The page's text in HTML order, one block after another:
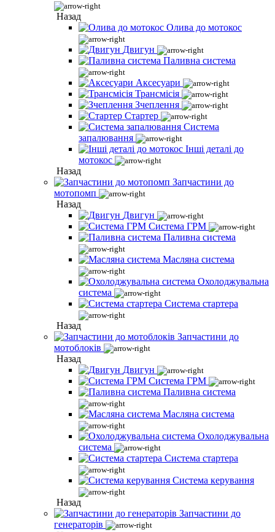
Назад
Олива до мотокос
Двигун
Паливна система
Аксесуари
Трансмісія
Зчеплення
Стартер
Система
запалювання
Інші деталі до
мотокос
Назад
Запчастини до
мотопомп
Назад
Двигун
Система ГРМ
Паливна система
Масляна система
Охолоджувальна
система
Система стартера
Назад
Запчастини до
мотоблоків
Назад
Двигун
Система ГРМ
Паливна система
Масляна система
Охолоджувальна
система
Система стартера
Система керування
Назад
Запчастини до
генераторів